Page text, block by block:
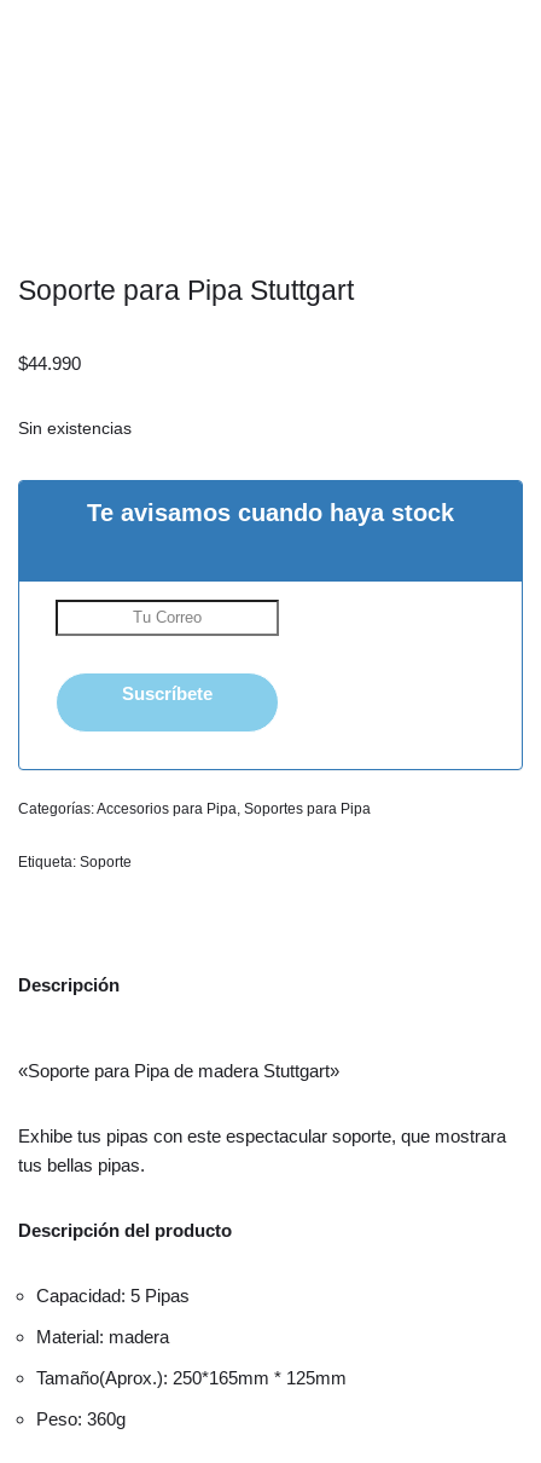
Soporte para Pipa Stuttgart
$44.990
Sin existencias
Te avisamos cuando haya stock
Suscríbete
Categorías:Accesorios para Pipa, Soportes para Pipa
Etiqueta: Soporte
Descripción
«Soporte para Pipa de madera Stuttgart»
Exhibe tus pipas con este espectacular soporte, que mostrara
tus bellas pipas.
Descripción del producto
Capacidad: 5 Pipas
Material: madera
Tamaño(Aprox.): 250*165mm * 125mm
Peso: 360g